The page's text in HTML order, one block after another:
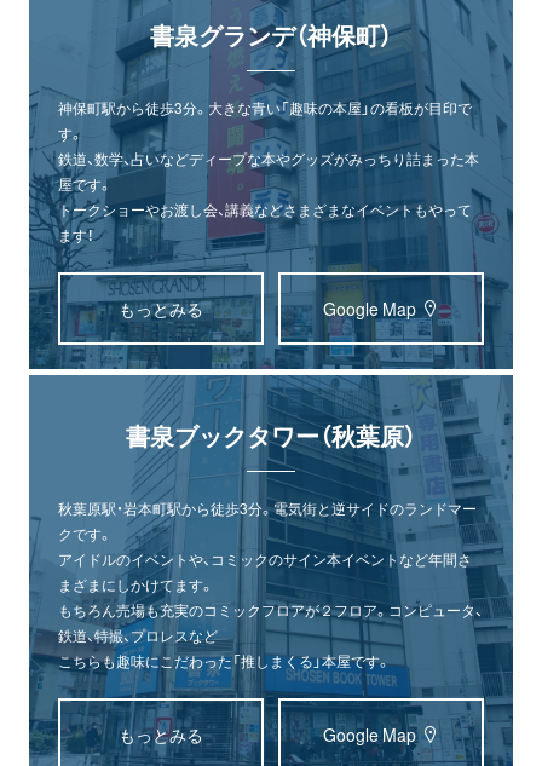
書泉グランデ（神保町）
神保町駅から徒歩3分。大きな青い「趣味の本屋」の看板が目印で
す。
鉄道、数学、占いなどディープな本やグッズがみっちり詰まった本
屋です。
トークショーやお渡し会、講義などさまざまなイベントもやって
ます！
もっとみる Google Map
書泉ブックタワー（秋葉原）
秋葉原駅・岩本町駅から徒歩3分。電気街と逆サイドのランドマー
クです。
アイドルのイベントや、コミックのサイン本イベントなど年間さ
まざまにしかけてます。
もちろん売場も充実のコミックフロアが２フロア。コンピュータ、
鉄道、特撮、プロレスなど
こちらも趣味にこだわった「推しまくる」本屋です。
もっとみる Google Map